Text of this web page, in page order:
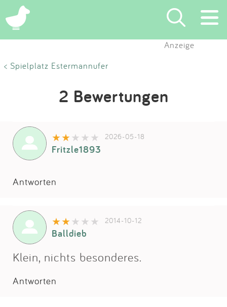
Suchen
Eintragen
Impressum
Anmelden
Anzeige
< Spielplatz Estermannufer
2 Bewertungen
2026-05-18
Fritzle1893
Antworten
2014-10-12
Balldieb
Klein, nichts besonderes.
Antworten